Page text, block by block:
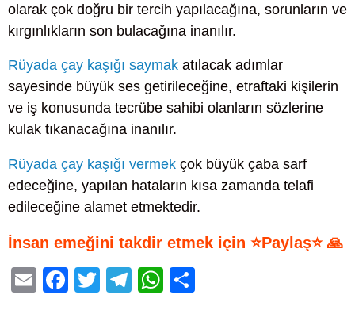
olarak çok doğru bir tercih yapılacağına, sorunların ve
kırgınlıkların son bulacağına inanılır.
Rüyada çay kaşığı saymak atılacak adımlar
sayesinde büyük ses getirileceğine, etraftaki kişilerin
ve iş konusunda tecrübe sahibi olanların sözlerine
kulak tıkanacağına inanılır.
Rüyada çay kaşığı vermek çok büyük çaba sarf
edeceğine, yapılan hataların kısa zamanda telafi
edileceğine alamet etmektedir.
İnsan emeğini takdir etmek için ⭐Paylaş⭐ 🙏
E
F
T
T
W